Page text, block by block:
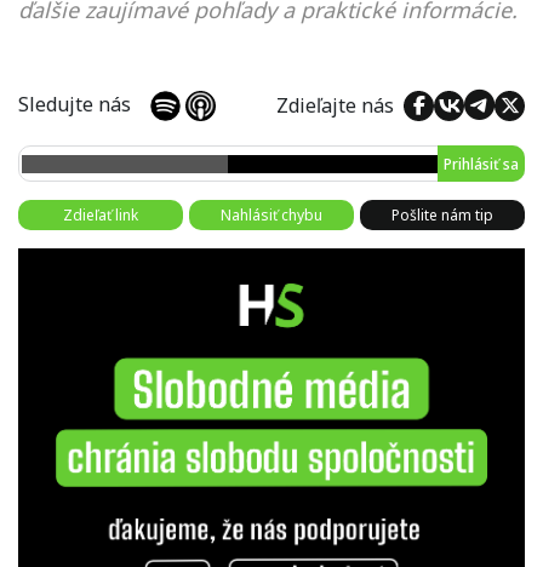
ďalšie zaujímavé pohľady a praktické informácie.
Sledujte nás Zdieľajte nás
Prihlásiť sa
Zdieľať link Nahlásiť chybu Pošlite nám tip